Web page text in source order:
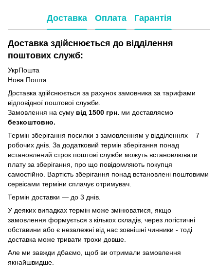
Доставка Оплата Гарантія
Доставка здійснюється до відділення
поштових служб:
УкрПошта
Нова Пошта
Доставка здійснюється за рахунок замовника за тарифами
відповідної поштової служби.
Замовлення на суму від 1500 грн. ми доставляємо
безкоштовно.
Термін зберігання посилки з замовленням у відділеннях – 7
робочих днів. За додатковий термін зберігання понад
встановлений строк поштові служби можуть встановлювати
плату за зберігання, про що повідомляють покупця
самостійно. Вартість зберігання понад вcтановлені поштовими
сервісами терміни сплачує отримувач.
Термін доставки — до 3 днів.
У деяких випадках термін може змінюватися, якщо
замовлення формується з кількох складів, через логістичні
обставини або є незалежні від нас зовнішні чинники - тоді
доставка може тривати трохи довше.
Але ми завжди дбаємо, щоб ви отримали замовлення
якнайшвидше.